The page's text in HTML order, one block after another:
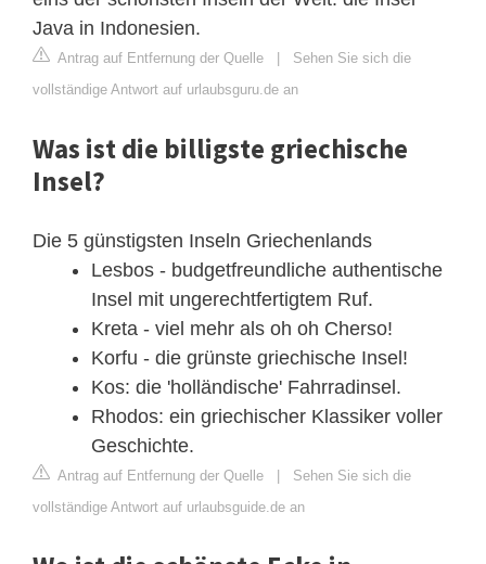
Java in Indonesien.
Antrag auf Entfernung der Quelle | Sehen Sie sich die
vollständige Antwort auf urlaubsguru.de an
Was ist die billigste griechische
Insel?
Die 5 günstigsten Inseln Griechenlands
Lesbos - budgetfreundliche authentische
Insel mit ungerechtfertigtem Ruf.
Kreta - viel mehr als oh oh Cherso!
Korfu - die grünste griechische Insel!
Kos: die 'holländische' Fahrradinsel.
Rhodos: ein griechischer Klassiker voller
Geschichte.
Antrag auf Entfernung der Quelle | Sehen Sie sich die
vollständige Antwort auf urlaubsguide.de an